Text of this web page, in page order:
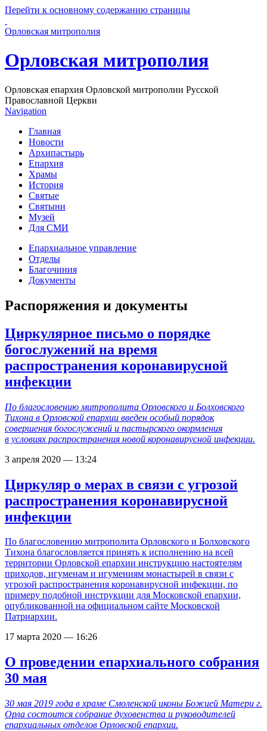
Перейти к основному содержанию страницы
Орловская митрополия
Орловская митрополия
Орловская епархия Орловской митрополии Русской
Православной Церкви
Navigation
Главная
Новости
Архипастырь
Епархия
Храмы
История
Святые
Святыни
Музей
Для СМИ
Епархиальное управление
Отделы
Благочиния
Документы
Распоряжения и документы
Циркулярное письмо о порядке
богослужений на время
распространения коронавирусной
инфекции
По благословению митрополита Орловского и Болховского
Тихона в Орловской епархии введен особый порядок
совершения богослужений и пастырского окормления
в условиях распространения новой коронавирусной инфекции.
3 апреля 2020 — 13:24
Циркуляр о мерах в связи c угрозой
распространения коронавирусной
инфекции
По благословению митрополита Орловского и Болховского
Тихона благословляется принять к исполнению на всей
территории Орловской епархии инструкцию настоятелям
приходов, игуменам и игумениям монастырей в связи c
угрозой распространения коронавирусной инфекции, по
примеру подобной инструкции для Московской епархии,
опубликованной на официальном сайте Московской
Патриархии.
17 марта 2020 — 16:26
О проведении епархиального собрания
30 мая
30 мая 2019 года в храме Смоленской иконы Божией Матери г.
Орла состоится собрание духовенства и руководителей
епархиальных отделов Орловской епархии.